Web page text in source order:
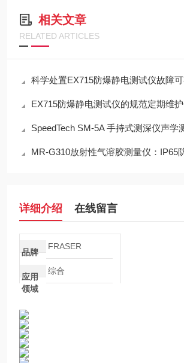
相关文章
RELATED ARTICLES
科学处置EX715防爆静电测试仪故障可有效保障
EX715防爆静电测试仪的规范定期维
SpeedTech SM-5A 手持式测深仪声学测量
MR-G310放射性气溶胶测量仪：IP65防护与-
详细介绍 在线留言
品牌
FRASER
应用
领域
综合